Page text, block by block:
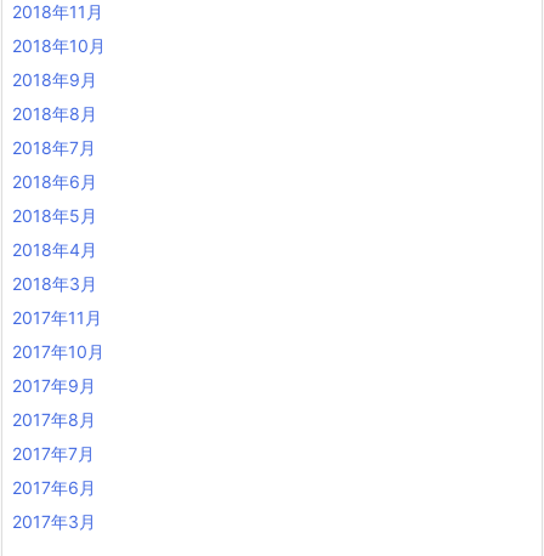
2018年11月
2018年10月
2018年9月
2018年8月
2018年7月
2018年6月
2018年5月
2018年4月
2018年3月
2017年11月
2017年10月
2017年9月
2017年8月
2017年7月
2017年6月
2017年3月